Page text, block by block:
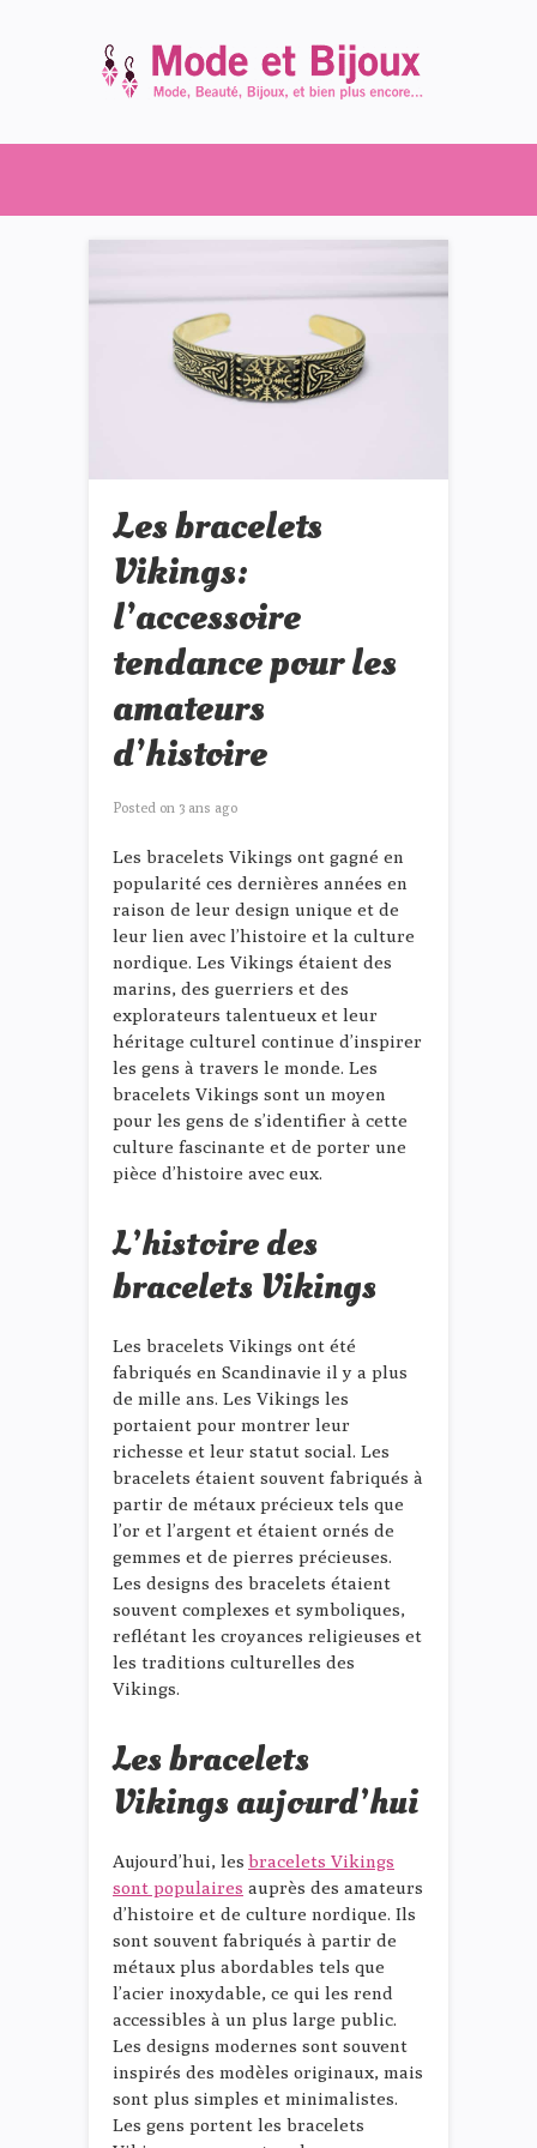
Les bracelets
Vikings:
l’accessoire
tendance pour les
amateurs
d’histoire
Posted on 3 ans ago
Les bracelets Vikings ont gagné en
popularité ces dernières années en
raison de leur design unique et de
leur lien avec l’histoire et la culture
nordique. Les Vikings étaient des
marins, des guerriers et des
explorateurs talentueux et leur
héritage culturel continue d’inspirer
les gens à travers le monde. Les
bracelets Vikings sont un moyen
pour les gens de s’identifier à cette
culture fascinante et de porter une
pièce d’histoire avec eux.
L’histoire des
bracelets Vikings
Les bracelets Vikings ont été
fabriqués en Scandinavie il y a plus
de mille ans. Les Vikings les
portaient pour montrer leur
richesse et leur statut social. Les
bracelets étaient souvent fabriqués à
partir de métaux précieux tels que
l’or et l’argent et étaient ornés de
gemmes et de pierres précieuses.
Les designs des bracelets étaient
souvent complexes et symboliques,
reflétant les croyances religieuses et
les traditions culturelles des
Vikings.
Les bracelets
Vikings aujourd’hui
Aujourd’hui, les bracelets Vikings
sont populaires auprès des amateurs
d’histoire et de culture nordique. Ils
sont souvent fabriqués à partir de
métaux plus abordables tels que
l’acier inoxydable, ce qui les rend
accessibles à un plus large public.
Les designs modernes sont souvent
inspirés des modèles originaux, mais
sont plus simples et minimalistes.
Les gens portent les bracelets